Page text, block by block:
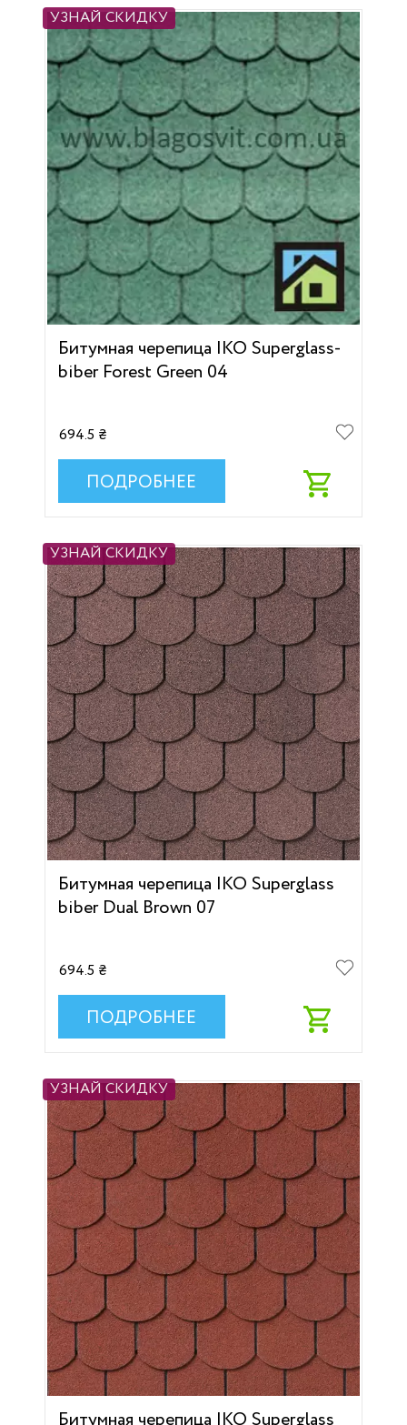
УЗНАЙ СКИДКУ
Битумная черепица IKO Superglass-
biber Forest Green 04
694.5 ₴
ПОДРОБНЕЕ
УЗНАЙ СКИДКУ
Битумная черепица IKO Superglass
biber Dual Brown 07
694.5 ₴
ПОДРОБНЕЕ
УЗНАЙ СКИДКУ